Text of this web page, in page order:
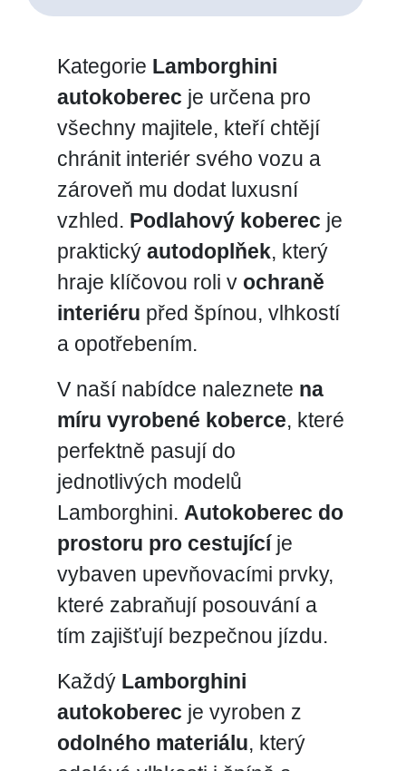
Kategorie Lamborghini
autokoberec je určena pro
všechny majitele, kteří chtějí
chránit interiér svého vozu a
zároveň mu dodat luxusní
vzhled. Podlahový koberec je
praktický autodoplňek, který
hraje klíčovou roli v ochraně
interiéru před špínou, vlhkostí
a opotřebením.
V naší nabídce naleznete na
míru vyrobené koberce, které
perfektně pasují do
jednotlivých modelů
Lamborghini. Autokoberec do
prostoru pro cestujícíje
vybaven upevňovacími prvky,
které zabraňují posouvání a
tím zajišťují bezpečnou jízdu.
Každý Lamborghini
autokoberec je vyroben z
odolného materiálu, který